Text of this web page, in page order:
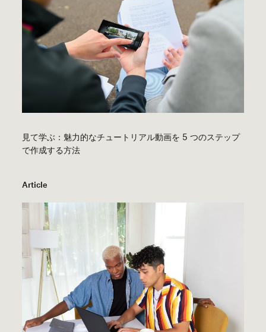
見て学ぶ：魅力的なチュートリアル動画を 5 つのステップ
で作成する方法
Article